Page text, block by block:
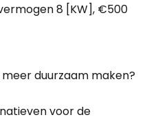
8 [KW], €500
meer duurzaam maken?
voor de